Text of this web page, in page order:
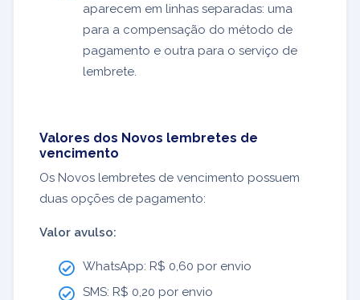
aparecem em linhas separadas: uma
para a compensação do método de
pagamento e outra para o serviço de
lembrete.
Valores dos Novos lembretes de
vencimento
Os Novos lembretes de vencimento possuem
duas opções de pagamento:
Valor avulso:
WhatsApp: R$ 0,60 por envio
SMS: R$ 0,20 por envio